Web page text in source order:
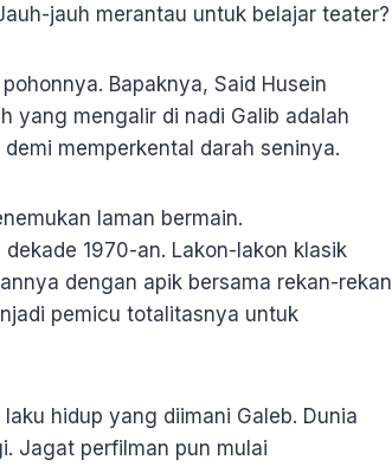
jauh merantau untuk belajar teater?
Bapaknya, Said Husein
yang mengalir di nadi Galib adalah
memperkental darah seninya.
laman bermain.
1970-an. Lakon-lakon klasik
dengan apik bersama rekan-rekan
pemicu totalitasnya untuk
hidup yang diimani Galeb. Dunia
Jagat perfilman pun mulai